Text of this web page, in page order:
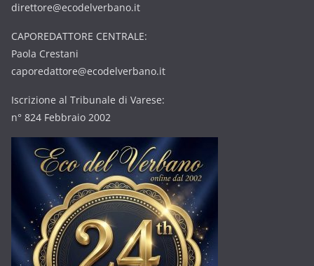
direttore@ecodelverbano.it
CAPOREDATTORE CENTRALE:
Paola Crestani
caporedattore@ecodelverbano.it
Iscrizione al Tribunale di Varese:
n° 824 Febbraio 2002